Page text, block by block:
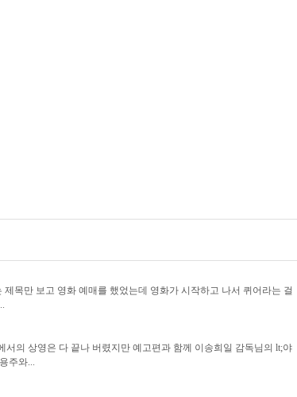
목만 보고 영화 예매를 했었는데 영화가 시작하고 나서 퀴어라는 걸
의 상영은 다 끝나 버렸지만 예고편과 함께 이송희일 감독님의 lt;야
주와...